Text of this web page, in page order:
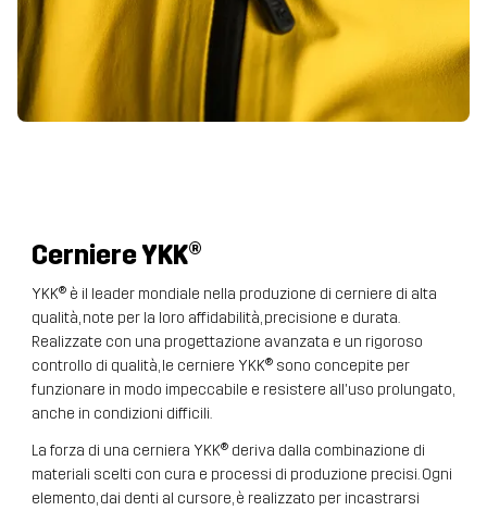
CerniereYKK®
YKK® è il leader mondiale nella produzione di cerniere di alta
qualità, note per la loro affidabilità, precisione e durata.
Realizzate con una progettazione avanzata e un rigoroso
controllo di qualità, le cerniere YKK® sono concepite per
funzionare in modo impeccabile e resistere all'uso prolungato,
anche in condizioni difficili.
La forza di una cerniera YKK® deriva dalla combinazione di
materiali scelti con cura e processi di produzione precisi. Ogni
elemento, dai denti al cursore, è realizzato per incastrarsi